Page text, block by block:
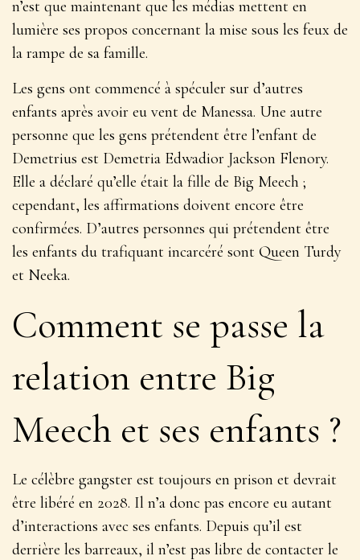
n’est que maintenant que les médias mettent en
lumière ses propos concernant la mise sous les feux de
la rampe de sa famille.
Les gens ont commencé à spéculer sur d’autres
enfants après avoir eu vent de Manessa. Une autre
personne que les gens prétendent être l’enfant de
Demetrius est Demetria Edwadior Jackson Flenory.
Elle a déclaré qu’elle était la fille de Big Meech ;
cependant, les affirmations doivent encore être
confirmées. D’autres personnes qui prétendent être
les enfants du trafiquant incarcéré sont Queen Turdy
et Neeka.
Comment se passe la
relation entre Big
Meech et ses enfants ?
Le célèbre gangster est toujours en prison et devrait
être libéré en 2028. Il n’a donc pas encore eu autant
d’interactions avec ses enfants. Depuis qu’il est
derrière les barreaux, il n’est pas libre de contacter le